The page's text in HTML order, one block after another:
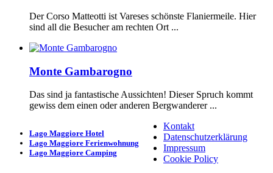
Der Corso Matteotti ist Vareses schönste Flaniermeile. Hier
sind all die Besucher am rechten Ort ...
Monte Gambarogno
Das sind ja fantastische Aussichten! Dieser Spruch kommt
gewiss dem einen oder anderen Bergwanderer ...
Lago Maggiore Hotel
Lago Maggiore Ferienwohnung
Lago Maggiore Camping
Kontakt
Datenschutzerklärung
Impressum
Cookie Policy